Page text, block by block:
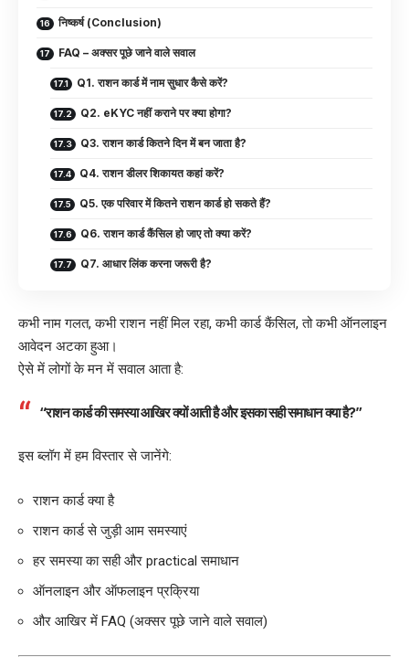
निष्कर्ष (Conclusion)
FAQ – अक्सर पूछे जाने वाले सवाल
Q1. राशन कार्ड में नाम सुधार कैसे करें?
Q2. eKYC नहीं कराने पर क्या होगा?
Q3. राशन कार्ड कितने दिन में बन जाता है?
Q4. राशन डीलर शिकायत कहां करें?
Q5. एक परिवार में कितने राशन कार्ड हो सकते हैं?
Q6. राशन कार्ड कैंसिल हो जाए तो क्या करें?
Q7. आधार लिंक करना जरूरी है?
कभी नाम गलत, कभी राशन नहीं मिल रहा, कभी कार्ड कैंसिल, तो कभी ऑनलाइन
आवेदन अटका हुआ।
ऐसे में लोगों के मन में सवाल आता है:
“राशन कार्ड की समस्या आखिर क्यों आती है और इसका सही समाधान क्या है?”
इस ब्लॉग में हम विस्तार से जानेंगे:
राशन कार्ड क्या है
राशन कार्ड से जुड़ी आम समस्याएं
हर समस्या का सही और practical समाधान
ऑनलाइन और ऑफलाइन प्रक्रिया
और आखिर में FAQ (अक्सर पूछे जाने वाले सवाल)